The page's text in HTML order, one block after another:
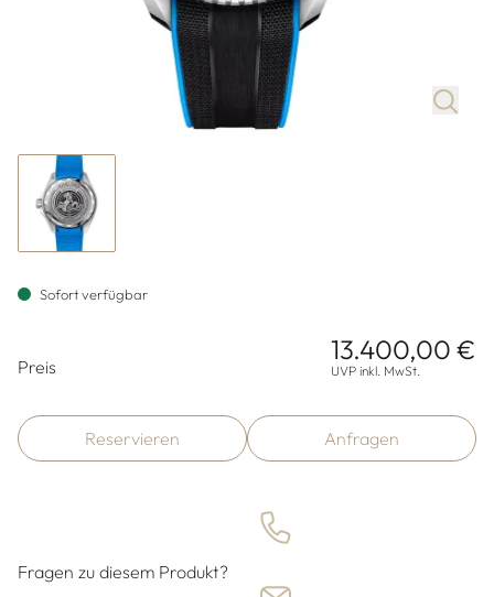
Sofort verfügbar
Preis
13.400,00 €
UVP inkl. MwSt.
Reservieren Anfragen
Fragen zu diesem Produkt?